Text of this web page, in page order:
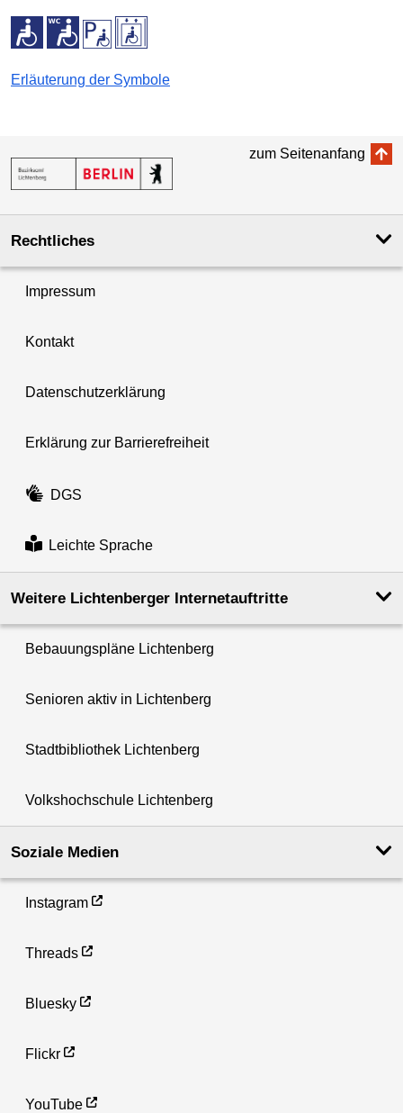
Erläuterung der Symbole
zum Seitenanfang
Rechtliches
Impressum
Kontakt
Datenschutzerklärung
Erklärung zur Barrierefreiheit
DGS
Leichte Sprache
Weitere Lichtenberger Internetauftritte
Bebauungspläne Lichtenberg
Senioren aktiv in Lichtenberg
Stadtbibliothek Lichtenberg
Volkshochschule Lichtenberg
Soziale Medien
Instagram
Threads
Bluesky
Flickr
YouTube